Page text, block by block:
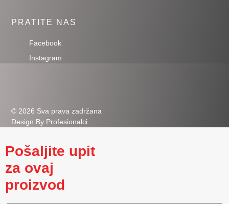
PRATITE NAS
Facebook
Instagram
© 2026 Sva prava zadržana
Design By Profesionalci
Pošaljite upit
za ovaj
proizvod